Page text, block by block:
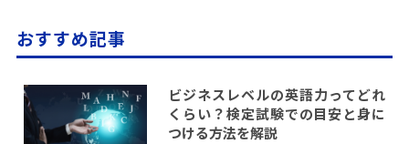
おすすめ記事
ビジネスレベルの英語力ってどれ
くらい？検定試験での目安と身に
つける方法を解説